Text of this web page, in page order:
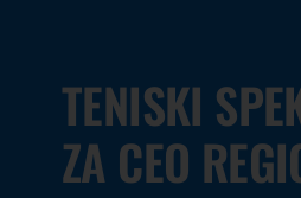
TENISKI
ZA CEO